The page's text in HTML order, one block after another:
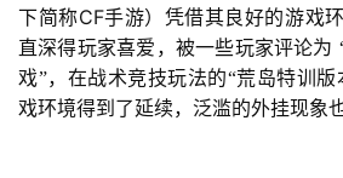
下简称CF手游）凭借其良好的游戏
直深得玩家喜爱，被一些玩家评论为
戏”，在战术竞技玩法的“荒岛特训
戏环境得到了延续，泛滥的外挂现象